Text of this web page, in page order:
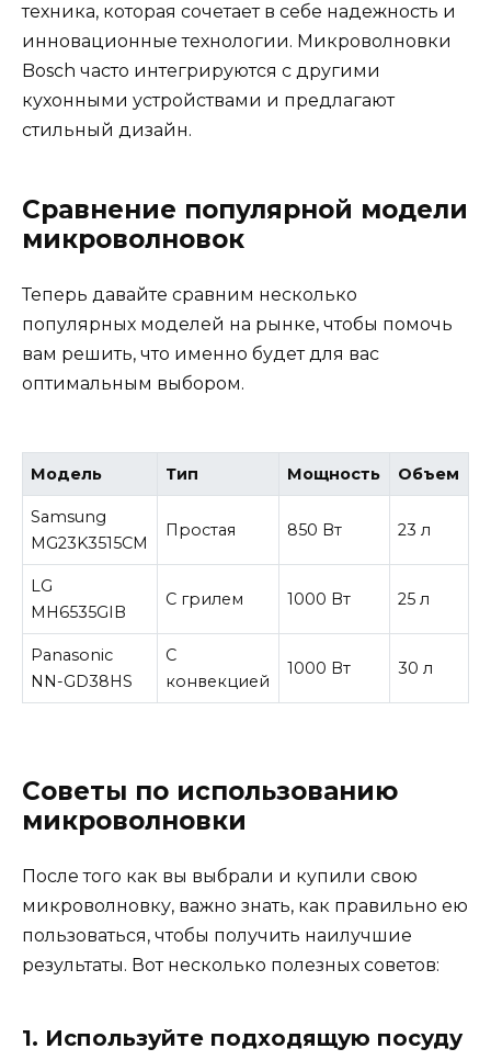
техника, которая сочетает в себе надежность и
инновационные технологии. Микроволновки
Bosch часто интегрируются с другими
кухонными устройствами и предлагают
стильный дизайн.
Сравнение популярной модели
микроволновок
Теперь давайте сравним несколько
популярных моделей на рынке, чтобы помочь
вам решить, что именно будет для вас
оптимальным выбором.
Модель Тип Мощность Объем
Samsung
MG23K3515CM
Простая 850 Вт 23 л
LG
MH6535GIB
С грилем 1000 Вт 25 л
Panasonic
NN-GD38HS
С
конвекцией
1000 Вт 30 л
Советы по использованию
микроволновки
После того как вы выбрали и купили свою
микроволновку, важно знать, как правильно ею
пользоваться, чтобы получить наилучшие
результаты. Вот несколько полезных советов:
1. Используйте подходящую посуду